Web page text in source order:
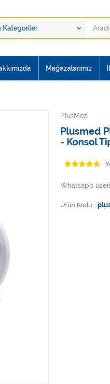
Mağazalarımız
PlusMed
Plusmed
- Konsol
Whatsapp
Ürün Kodu: